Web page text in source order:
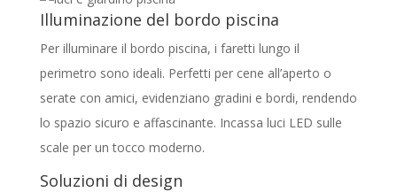
Illuminazione del bordo piscina
Per illuminare il bordo piscina, i faretti lungo il
perimetro sono ideali. Perfetti per cene all’aperto o
serate con amici, evidenziano gradini e bordi, rendendo
lo spazio sicuro e affascinante. Incassa luci LED sulle
scale per un tocco moderno.
Soluzioni di design